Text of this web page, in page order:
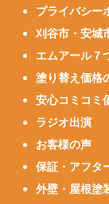
プライバシー
刈谷市・安城
エムアール７
塗り替え価格
安心コミコミ
ラジオ出演
お客様の声
保証・アフタ
外壁・屋根塗